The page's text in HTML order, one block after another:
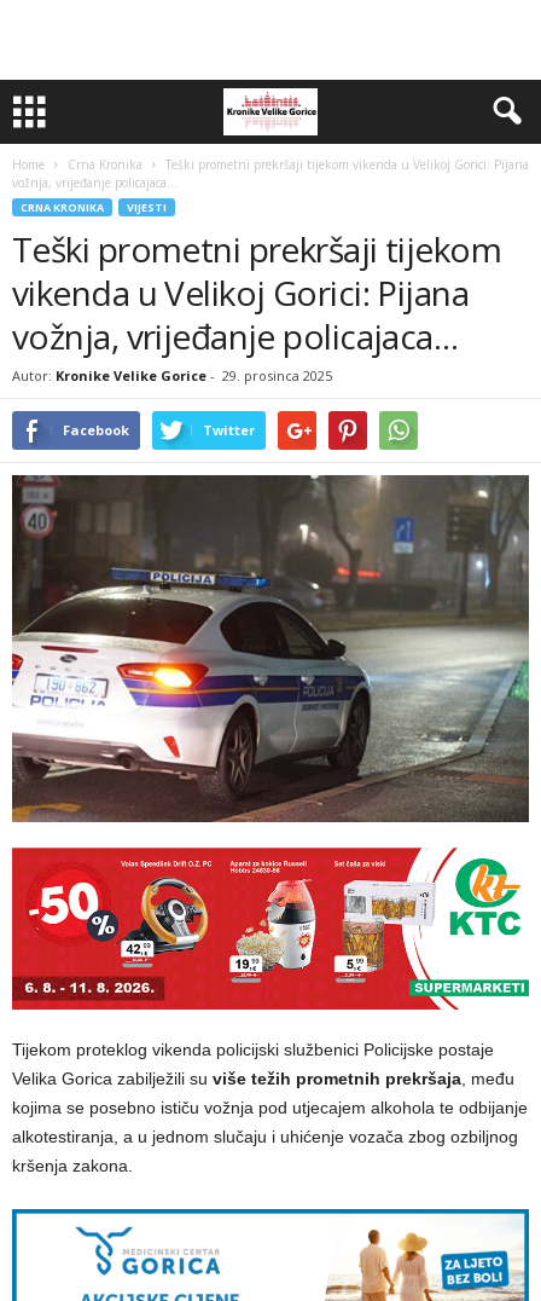
Home Crna Kronika
Teški prometni prekršaji tijekom vikenda u Velikoj Gorici: Pijana
vožnja, vrijeđanje policajaca…
CRNA KRONIKA VIJESTI
Teški prometni prekršaji tijekom
vikenda u Velikoj Gorici: Pijana
vožnja, vrijeđanje policajaca…
Autor: Kronike Velike Gorice - 29. prosinca 2025
Facebook Twitter
Tijekom proteklog vikenda policijski službenici Policijske postaje
Velika Gorica zabilježili su više težih prometnih prekršaja , među
kojima se posebno ističu vožnja pod utjecajem alkohola te odbijanje
alkotestiranja, a u jednom slučaju i uhićenje vozača zbog ozbiljnog
kršenja zakona.